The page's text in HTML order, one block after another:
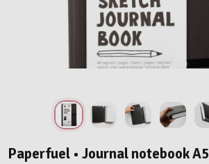
Paperfuel • Journal notebook A5